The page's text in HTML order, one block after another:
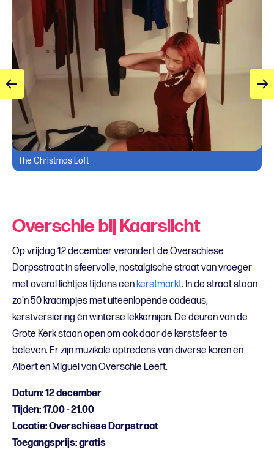
The Christmas Loft
Overschie bij Kaarslicht
Op vrijdag 12 december verandert de Overschiese
Dorpsstraat in sfeervolle, nostalgische straat van vroeger
met overal lichtjes tijdens eenkerstmarkt. In de straat staan
zo’n 50 kraampjes met uiteenlopende cadeaus,
kerstversiering én winterse lekkernijen. De deuren van de
Grote Kerk staan open om ook daar de kerstsfeer te
beleven. Er zijn muzikale optredens van diverse koren en
Albert en Miguel van Overschie Leeft.
Datum: 12 december
Tijden: 17.00 - 21.00
Locatie: Overschiese Dorpstraat
Toegangsprijs: gratis